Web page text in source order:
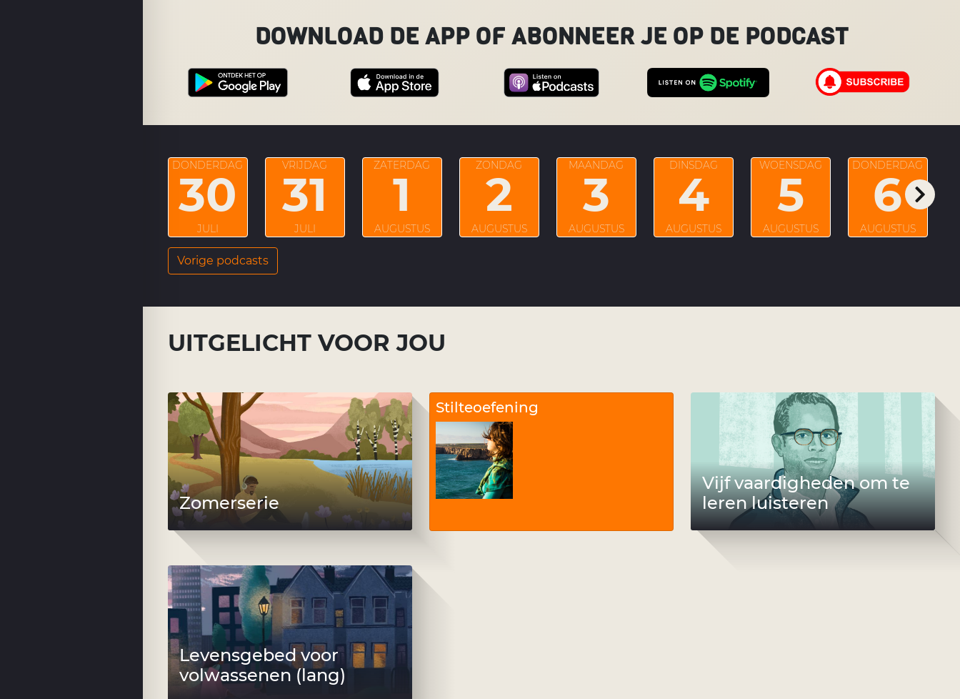
DOWNLOAD DE APP OF ABONNEER JE OP DE PODCAST
DONDERDAG
30
JULI
VRIJDAG
31
JULI
ZATERDAG
1
AUGUSTUS
ZONDAG
2
AUGUSTUS
MAANDAG
3
AUGUSTUS
DINSDAG
4
AUGUSTUS
WOENSDAG
5
AUGUSTUS
DONDERDAG
6
AUGUSTUS
Vorige podcasts
UITGELICHT VOOR JOU
Zomerserie
Stilteoefening
Vijf vaardigheden om te
leren luisteren
Levensgebed voor
volwassenen (lang)